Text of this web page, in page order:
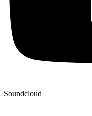
Soundcloud